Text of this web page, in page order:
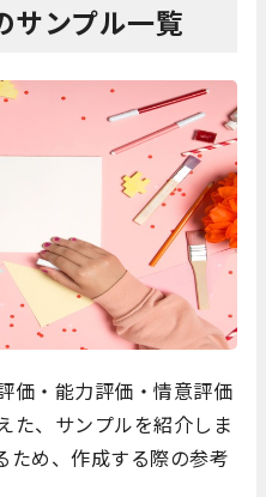
サンプル一覧
価・ 能力評価・情意評価
た、サンプルを紹介しま
ため、作成する際の参考